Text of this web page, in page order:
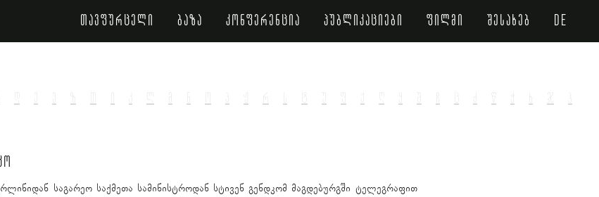
თავფურცელი ბაზა კონფერენცია პუბლიკაციები ფილმი შესახებ de
ზ კ მ ნ პ ჟ რ ტ ქ ყ ჩ წ ჭ ხ ჯ ჰ
საგარეო საქმეთა სამინისტროდან სტივენ გენდკომ მაგდებურგში ტელეგრაფით